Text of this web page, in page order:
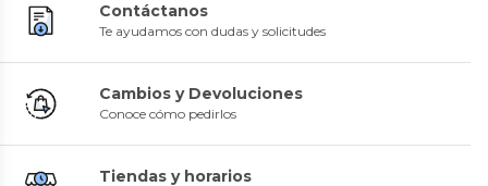
Contáctanos
Te ayudamos con dudas y solicitudes
Cambios y Devoluciones
Conoce cómo pedirlos
Tiendas y horarios